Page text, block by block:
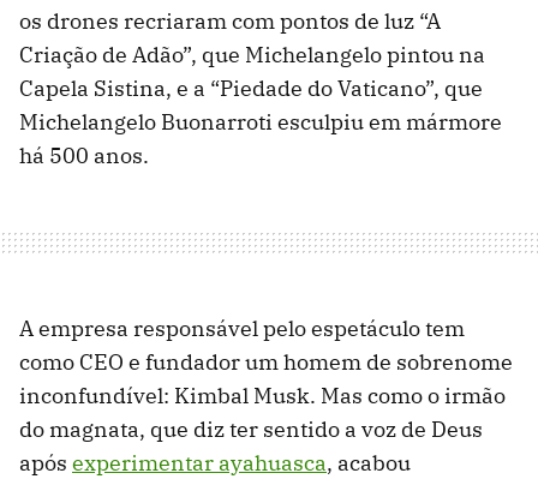
os drones recriaram com pontos de luz “A
Criação de Adão”, que Michelangelo pintou na
Capela Sistina, e a “Piedade do Vaticano”, que
Michelangelo Buonarroti esculpiu em mármore
há 500 anos.
A empresa responsável pelo espetáculo tem
como CEO e fundador um homem de sobrenome
inconfundível: Kimbal Musk. Mas como o irmão
do magnata, que diz ter sentido a voz de Deus
após experimentar ayahuasca, acabou